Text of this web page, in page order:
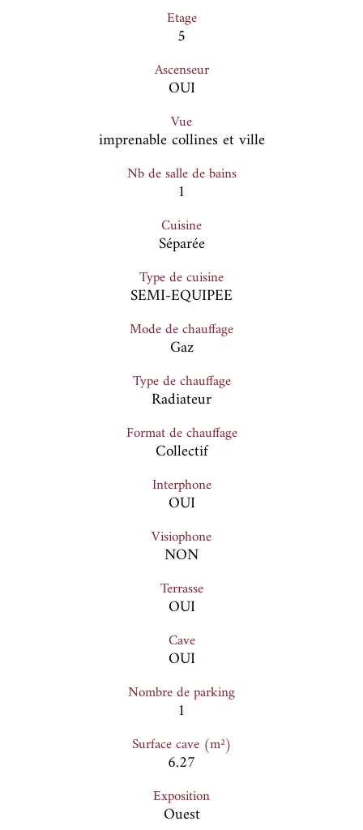
Etage
5
Ascenseur
OUI
Vue
imprenable collines et ville
Nb de salle de bains
1
Cuisine
Séparée
Type de cuisine
SEMI-EQUIPEE
Mode de chauffage
Gaz
Type de chauffage
Radiateur
Format de chauffage
Collectif
Interphone
OUI
Visiophone
NON
Terrasse
OUI
Cave
OUI
Nombre de parking
1
Surface cave (m²)
6.27
Exposition
Ouest